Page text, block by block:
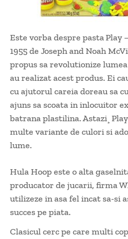
Este vorba despre pastaPlay
1955 de Joseph and Noah
propus sa revolutionize
au realizat acest produs. Ei
cu ajutorul careia doreau sa
ajuns sa scoata in inlocuitor
batrana plastilina. Astazi¸
multe variante de culori si
lume.
Hula Hoop este o alta
producator de jucarii, firma
utilizeze in asa fel incat sa-si
succes pe piata.
Clasicul cerc pe care multi